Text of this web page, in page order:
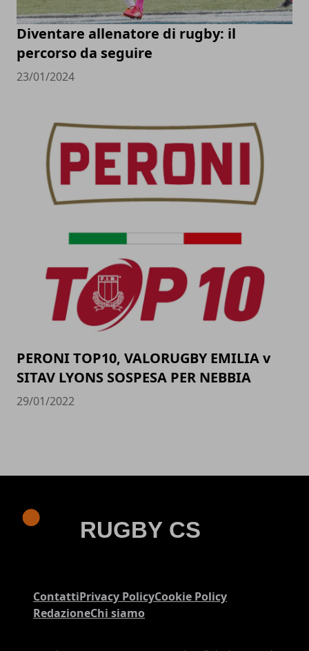
Diventare allenatore di rugby: il
percorso da seguire
23/01/2024
PERONI TOP10, VALORUGBY EMILIA v
SITAV LYONS SOSPESA PER NEBBIA
29/01/2022
ContattiPrivacy PolicyCookie Policy
RedazioneChi siamo